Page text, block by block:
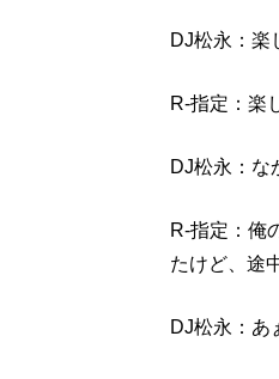
DJ松永：楽
R-指定：楽
DJ松永：な
R-指定：俺
たけど、途
DJ松永：